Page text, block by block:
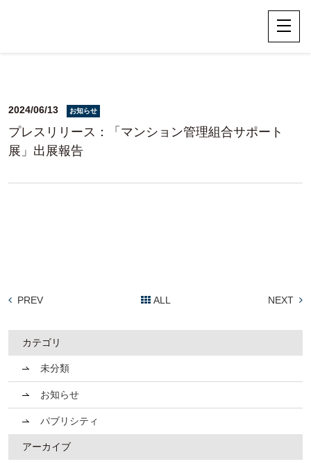
2024/06/13 お知らせ
プレスリリース：「マンション管理組合サポート
展」出展報告
PREV ALL NEXT
カテゴリ
未分類
お知らせ
パブリシティ
アーカイブ